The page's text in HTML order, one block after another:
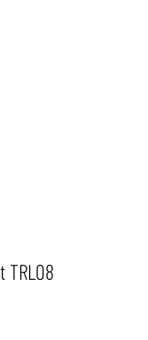
TRL08